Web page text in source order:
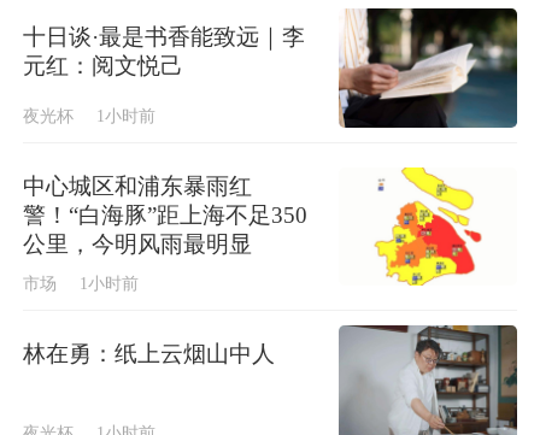
十日谈·最是书香能致远｜李
元红：阅文悦己
夜光杯 1小时前
中心城区和浦东暴雨红
警！“白海豚”距上海不足350
公里，今明风雨最明显
市场 1小时前
林在勇：纸上云烟山中人